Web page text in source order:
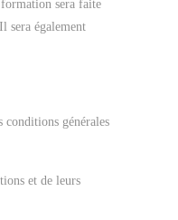
sera faite
sera également
générales
et de leurs